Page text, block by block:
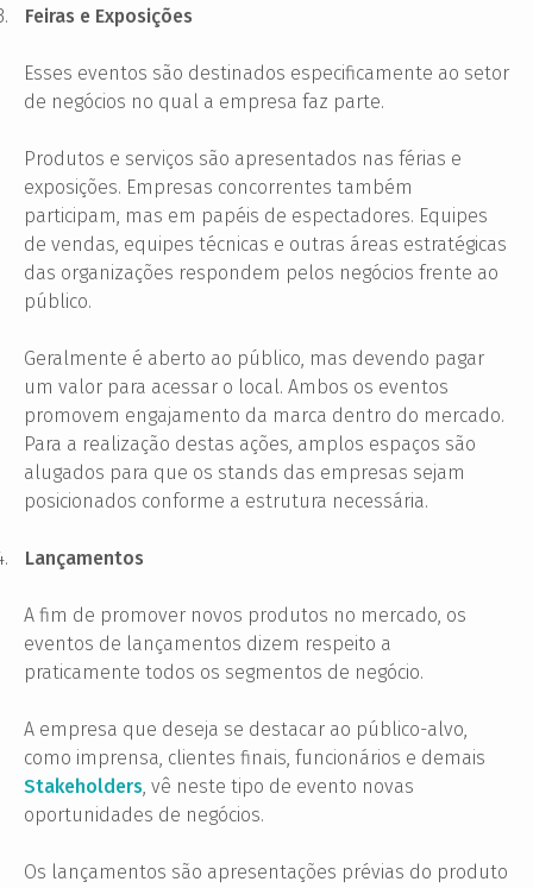
Feiras e Exposições
Esses eventos são destinados especificamente ao setor
de negócios no qual a empresa faz parte.
Produtos e serviços são apresentados nas férias e
exposições. Empresas concorrentes também
participam, mas em papéis de espectadores. Equipes
de vendas, equipes técnicas e outras áreas estratégicas
das organizações respondem pelos negócios frente ao
público.
Geralmente é aberto ao público, mas devendo pagar
um valor para acessar o local. Ambos os eventos
promovem engajamento da marca dentro do mercado.
Para a realização destas ações, amplos espaços são
alugados para que os stands das empresas sejam
posicionados conforme a estrutura necessária.
Lançamentos
A fim de promover novos produtos no mercado, os
eventos de lançamentos dizem respeito a
praticamente todos os segmentos de negócio.
A empresa que deseja se destacar ao público-alvo,
como imprensa, clientes finais, funcionários e demais
Stakeholders, vê neste tipo de evento novas
oportunidades de negócios.
Os lançamentos são apresentações prévias do produto